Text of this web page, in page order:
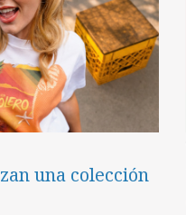
una colección